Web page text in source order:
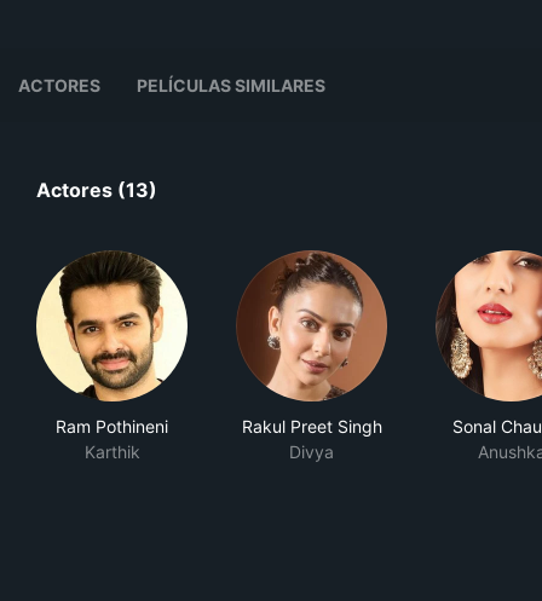
ACTORES PELÍCULAS SIMILARES
Actores (13)
Ram Pothineni
Karthik
Rakul Preet Singh
Divya
Sonal